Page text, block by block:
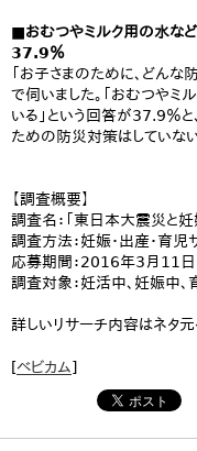
■おむつやミルク用の水な
37.9％
「お子さまのために、どん
で伺いました。「おむつやミ
いる」という回答が37.9％と
ための防災対策はしていない
【調査概要】
調査名：「東日本大震災と妊
調査方法：妊娠・出産・育児
応募期間：2016年3月11
調査対象：妊活中、妊娠中
詳しいリサーチ内容はネタ
[ベビカム]